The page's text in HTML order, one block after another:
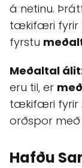
á netinu.
tækifæri fyrir
fyrstu
Meðaltal
eru til, er
tækifæri fyrir
orðspor
Hafðu